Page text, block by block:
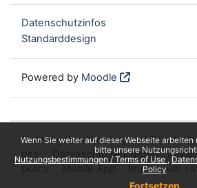
Wenn Sie weiter auf dieser Webseite
bitte unsere
Nutzungsbestimmungen / Terms of Use
Policy
Fortsetzen
Datenschutzinfos
Standarddesign
Powered by Moodle
Nutzungsbestimmungen / Terms of
use
Datenschutzerklärung /
policy
Mobile App Impressum /